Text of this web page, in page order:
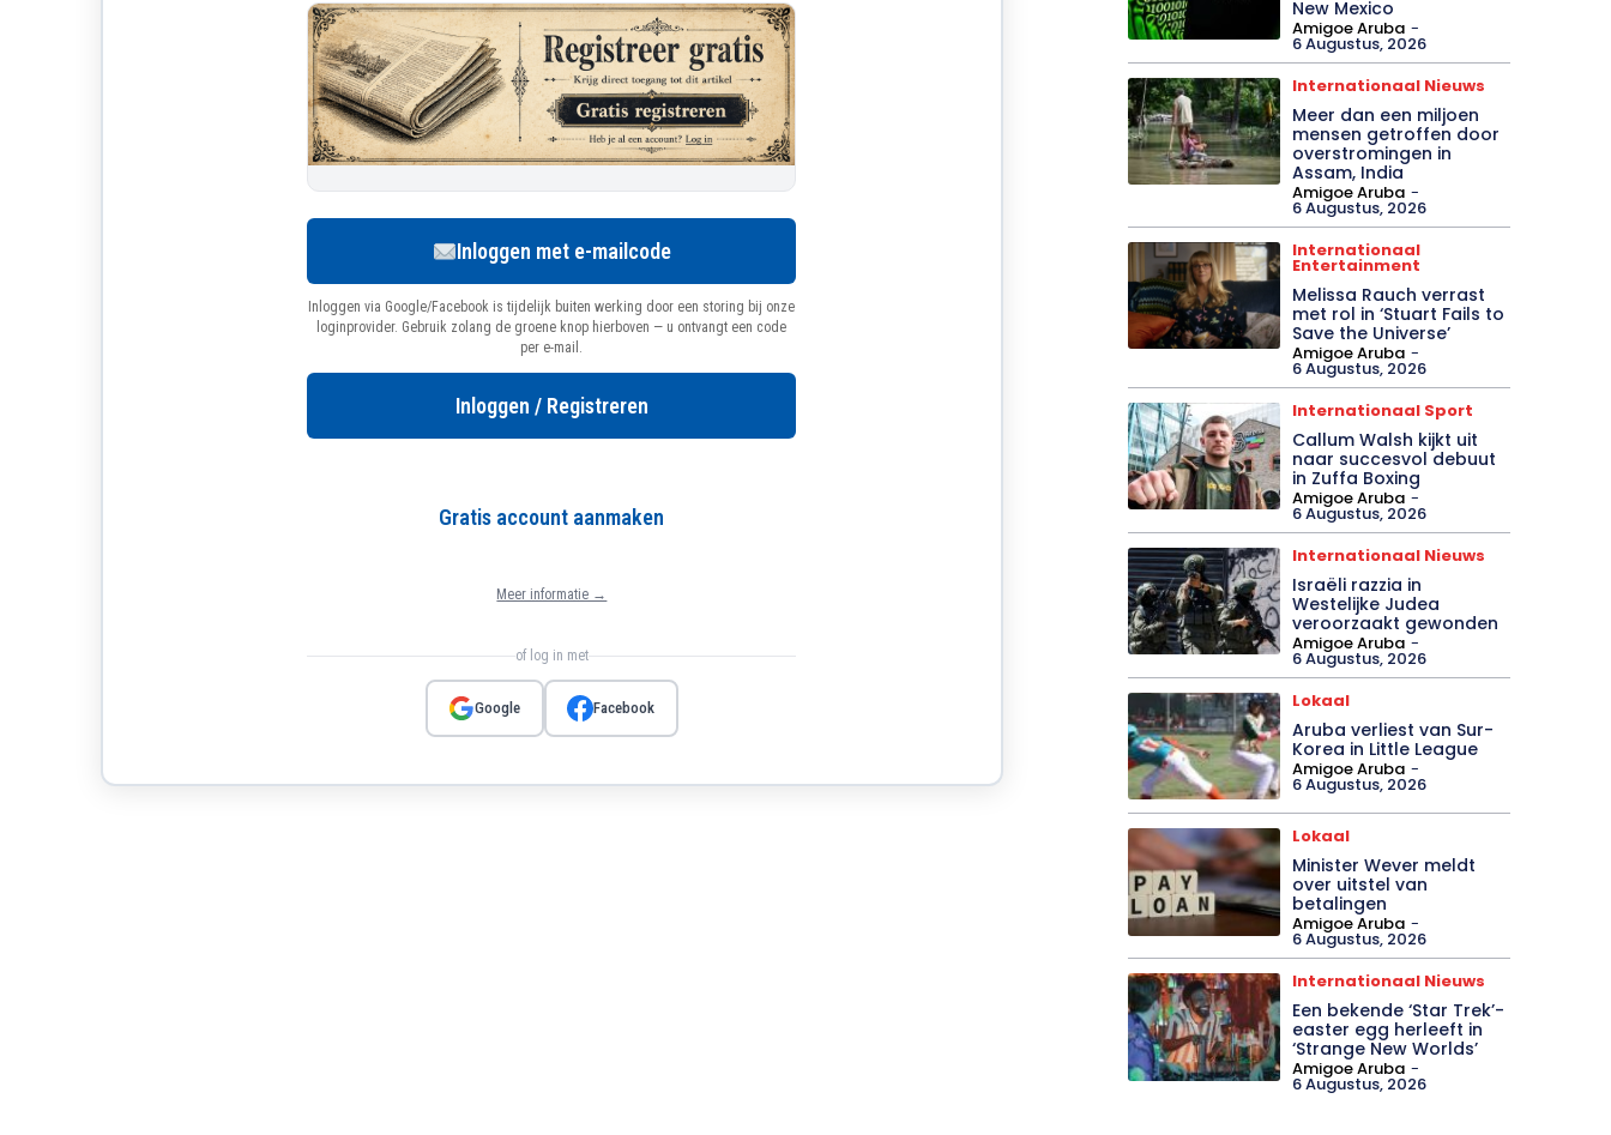
Inloggen met e-mailcode
Inloggen via Google/Facebook is tijdelijk buiten werking door een storing bij onze
loginprovider. Gebruik zolang de groene knop hierboven — u ontvangt een code
per e-mail.
Inloggen / Registreren
Gratis account aanmaken
Meer informatie →
of log in met
Google Facebook
New Mexico
Amigoe Aruba -
6 Augustus, 2026
Internationaal Nieuws
Meer dan een miljoen
mensen getroffen door
overstromingen in
Assam, India
Amigoe Aruba -
6 Augustus, 2026
Internationaal
Entertainment
Melissa Rauch verrast
met rol in ‘Stuart Fails to
Save the Universe’
Amigoe Aruba -
6 Augustus, 2026
Internationaal Sport
Callum Walsh kijkt uit
naar succesvol debuut
in Zuffa Boxing
Amigoe Aruba -
6 Augustus, 2026
Internationaal Nieuws
Israëli razzia in
Westelijke Judea
veroorzaakt gewonden
Amigoe Aruba -
6 Augustus, 2026
Lokaal
Aruba verliest van Sur-
Korea in Little League
Amigoe Aruba -
6 Augustus, 2026
Lokaal
Minister Wever meldt
over uitstel van
betalingen
Amigoe Aruba -
6 Augustus, 2026
Internationaal Nieuws
Een bekende ‘Star Trek’-
easter egg herleeft in
‘Strange New Worlds’
Amigoe Aruba -
6 Augustus, 2026